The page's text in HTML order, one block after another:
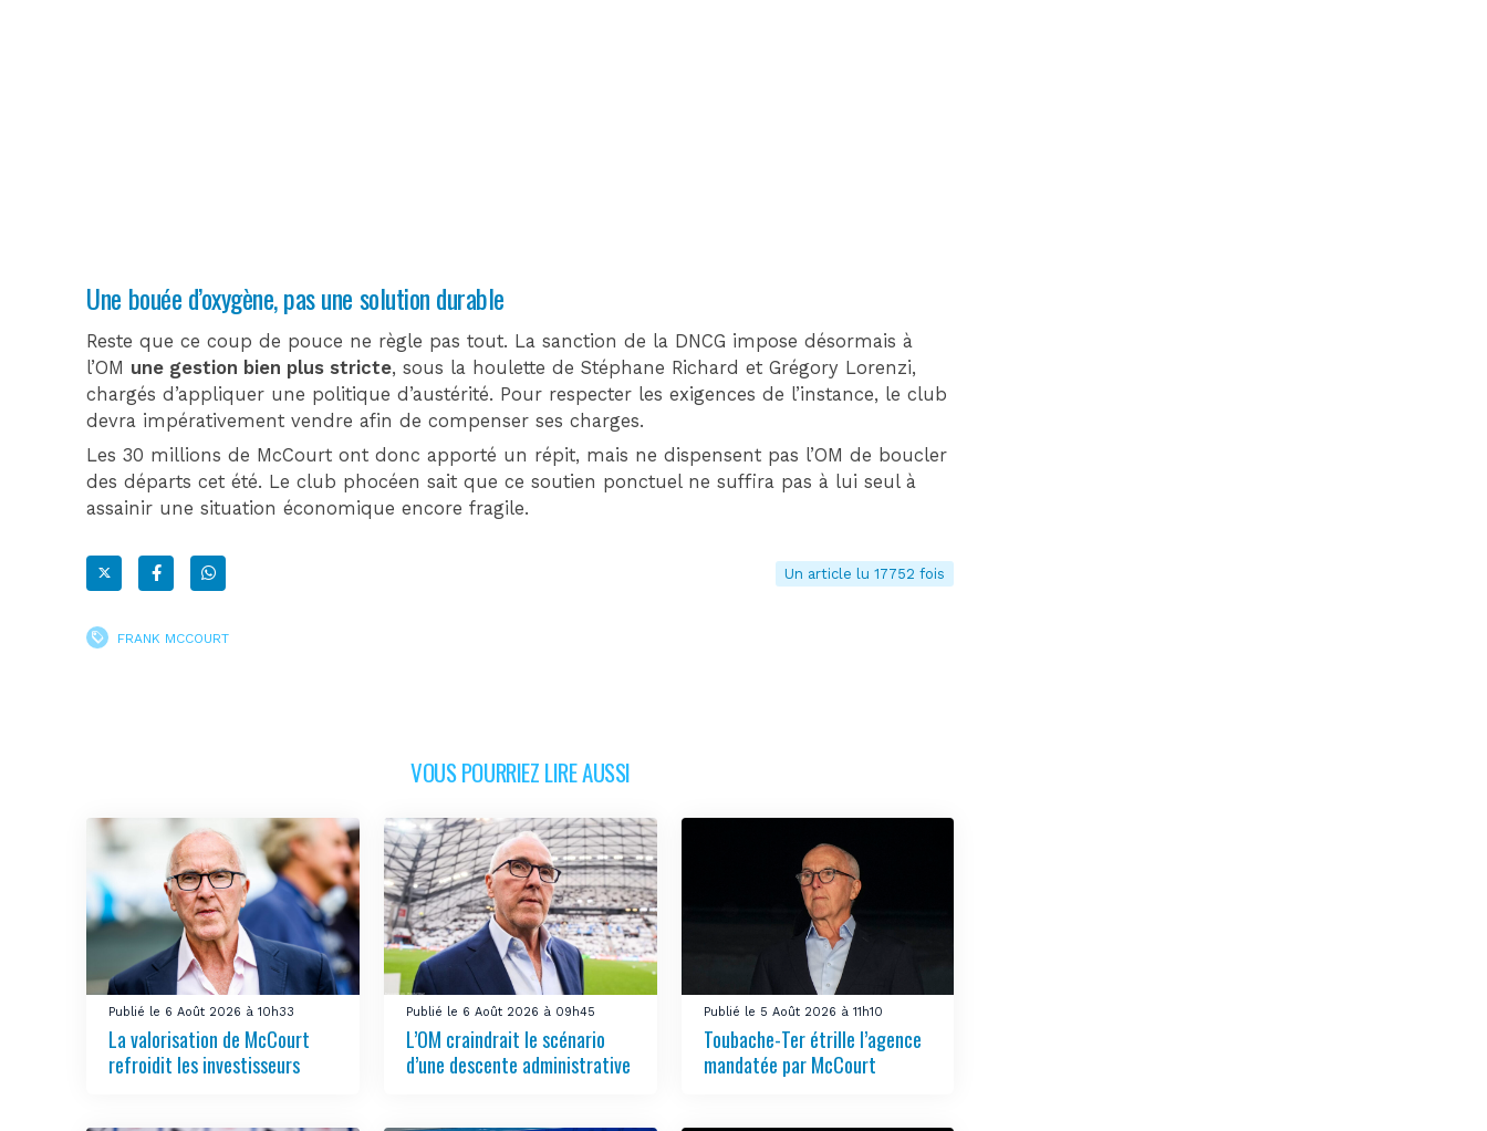
Une bouée d’oxygène, pas une solution durable
Reste que ce coup de pouce ne règle pas tout. La sanction de la DNCG impose désormais à
l’OM une gestion bien plus stricte, sous la houlette de Stéphane Richard et Grégory Lorenzi,
chargés d’appliquer une politique d’austérité. Pour respecter les exigences de l’instance, le club
devra impérativement vendre afin de compenser ses charges.
Les 30 millions de McCourt ont donc apporté un répit, mais ne dispensent pas l’OM de boucler
des départs cet été. Le club phocéen sait que ce soutien ponctuel ne suffira pas à lui seul à
assainir une situation économique encore fragile.
Un article lu 17752 fois
FRANK MCCOURT
VOUS POURRIEZ LIRE AUSSI
Publié le 6 Août 2026 à 10h33
La valorisation de McCourt
refroidit les investisseurs
Publié le 6 Août 2026 à 09h45
L’OM craindrait le scénario
d’une descente administrative
Publié le 5 Août 2026 à 11h10
Toubache-Ter étrille l’agence
mandatée par McCourt